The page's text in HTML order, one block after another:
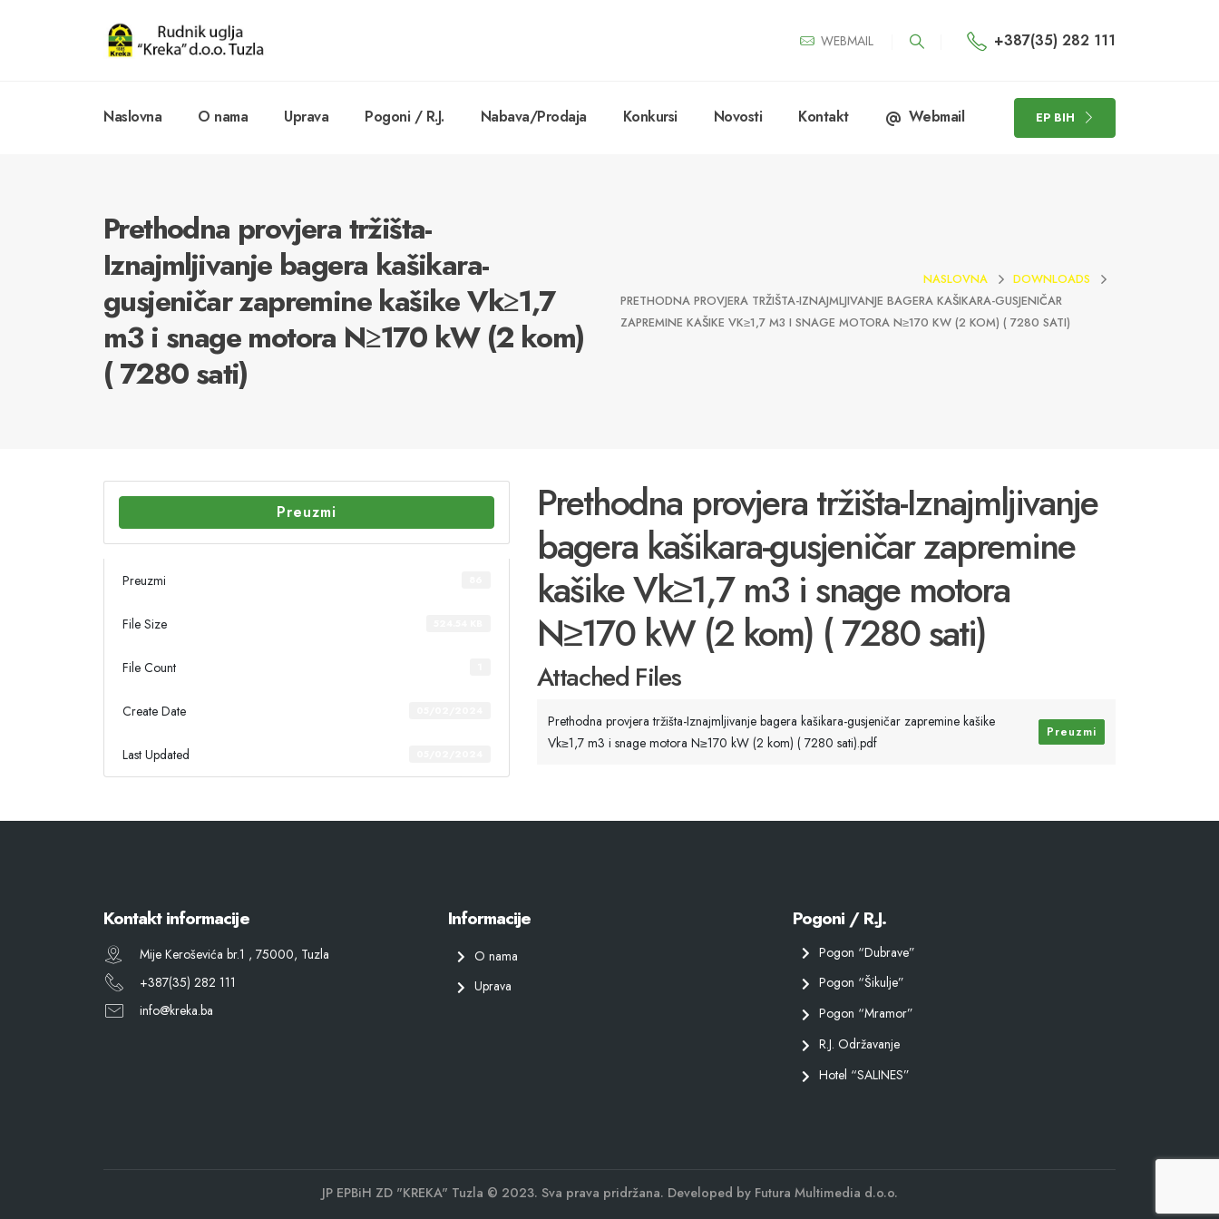
WEBMAIL +387(35) 282 111
Naslovna O nama Uprava Pogoni / R.J. Nabava/Prodaja Konkursi Novosti Kontakt Webmail EP BIH
Prethodna provjera tržišta-
Iznajmljivanje bagera kašikara-
gusjeničar zapremine kašike Vk≥1,7
m3 i snage motora N≥170 kW (2 kom)
( 7280 sati)
NASLOVNA
DOWNLOADS
PRETHODNA PROVJERA TRŽIŠTA-IZNAJMLJIVANJE BAGERA KAŠIKARA-GUSJENIČAR
ZAPREMINE KAŠIKE VK≥1,7 M3 I SNAGE MOTORA N≥170 KW (2 KOM) ( 7280 SATI)
Preuzmi
Preuzmi
File Size
File Count
Create Date
Last Updated
Prethodna provjera tržišta-Iznajmljivanje
bagera kašikara-gusjeničar zapremine
kašike Vk≥1,7 m3 i snage motora
N≥170 kW (2 kom) ( 7280 sati)
Attached Files
Prethodna provjera tržišta-Iznajmljivanje bagera kašikara-gusjeničar zapremine kašike
Vk≥1,7 m3 i snage motora N≥170 kW (2 kom) ( 7280 sati).pdf
Preuzmi
Kontakt informacije
Mije Keroševića br.1 , 75000, Tuzla
+387(35) 282 111
info@kreka.ba
Informacije
O nama
Uprava
Pogoni / R.J.
Pogon “Dubrave”
Pogon “Šikulje”
Pogon “Mramor”
R.J. Održavanje
Hotel “SALINES”
JP EPBiH ZD "KREKA" Tuzla © 2023. Sva prava pridržana. Developed by Futura Multimedia d.o.o.